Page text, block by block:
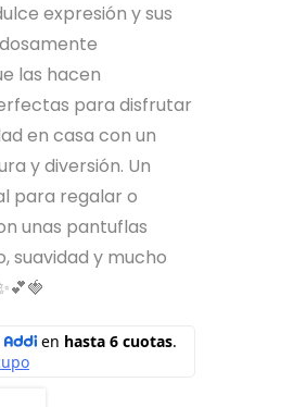
expresión y sus
las hacen
para disfrutar
en casa con un
y diversión. Un
para regalar o
unas pantuflas
suavidad y mucho